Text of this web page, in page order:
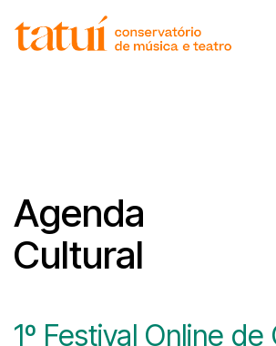
Agenda
Cultural
1º Festival Online de